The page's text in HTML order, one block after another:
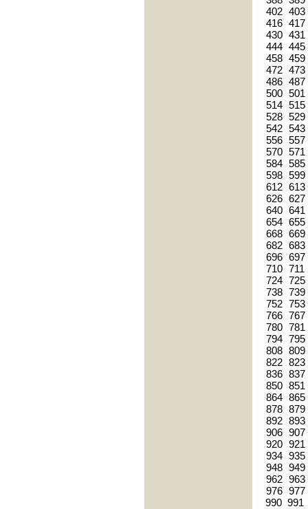
402 403
416 417
430 431
444 445
458 459
472 473
486 487
500 501
514 515
528 529
542 543
556 557
570 571
584 585
598 599
612 613
626 627
640 641
654 655
668 669
682 683
696 697
710 711
724 725
738 739
752 753
766 767
780 781
794 795
808 809
822 823
836 837
850 851
864 865
878 879
892 893
906 907
920 921
934 935
948 949
962 963
976 977
990 991